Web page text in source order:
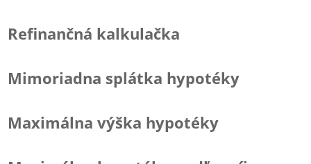
Refinančná kalkulačka
Mimoriadna splátka hypotéky
Maximálna výška hypotéky